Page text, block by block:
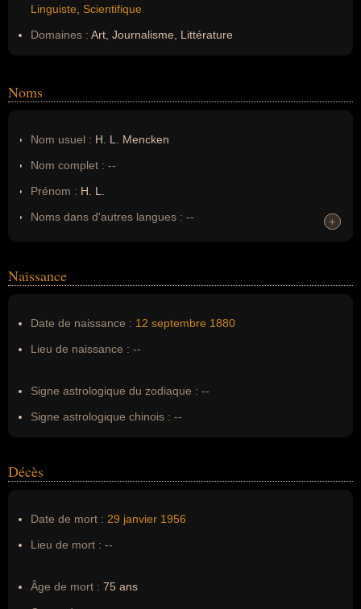
Linguiste
Scientifique
Domaines : Art, Journalisme, Littérature
Noms
Nom usuel : H. L. Mencken
Nom complet : --
Prénom : H. L.
Noms dans d'autres langues : --
Nom de famille :Mencken
+
+
Naissance
Date de naissance : 12 septembre 1880
Lieu de naissance : --
Signe astrologique du zodiaque : --
Signe astrologique chinois : --
Décès
Date de mort : 29 janvier 1956
Lieu de mort : --
Âge de mort : 75 ans